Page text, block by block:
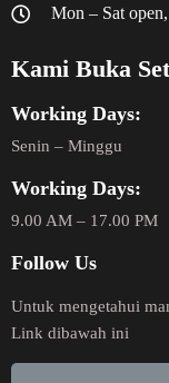
Mon – Sat
Kami Buka
Working Days:
Senin – Minggu
Working Days:
9.00 AM – 17.00 PM
Follow Us
Untuk mengetahui
Link dibawah ini